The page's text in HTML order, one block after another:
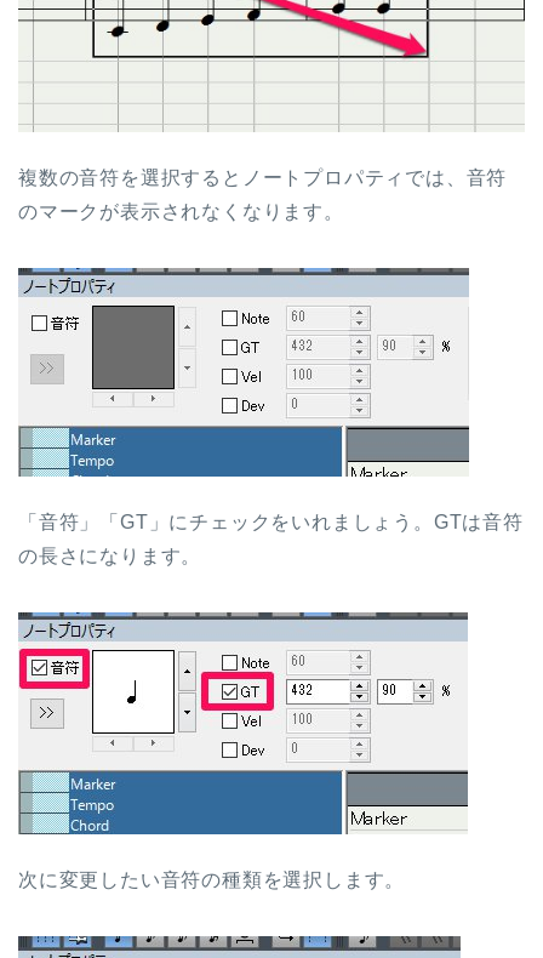
複数の音符を選択するとノートプロパティでは、音符
のマークが表示されなくなります。
「音符」「GT」にチェックをいれましょう。GTは音符
の長さになります。
次に変更したい音符の種類を選択します。